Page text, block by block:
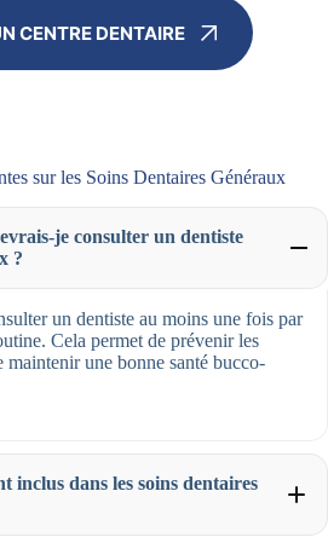
CENTRE DENTAIRE
sur les Soins Dentaires Généraux
je consulter un dentiste
?
un dentiste au moins une fois par
Cela permet de prévenir les
maintenir une bonne santé bucco-
inclus dans les soins dentaires